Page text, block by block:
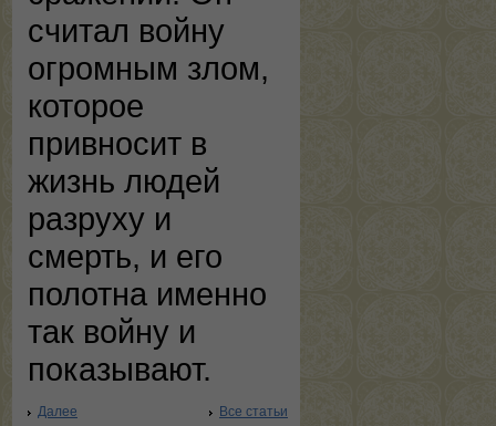
считал войну
огромным злом,
которое
привносит в
жизнь людей
разруху и
смерть, и его
полотна именно
так войну и
показывают.
Далее Все статьи